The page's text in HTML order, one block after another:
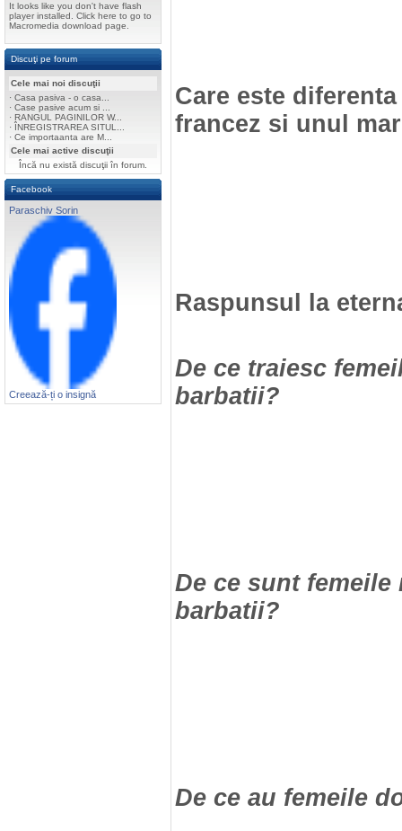
It looks like you don't have flash
player installed. Click here to go to
Macromedia download page.
Discuţi pe forum
Cele mai noi discuţii
· Casa pasiva - o casa...
· Case pasive acum si ...
· RANGUL PAGINILOR W...
· ÎNREGISTRAREA SITUL...
· Ce importaanta are M...
Cele mai active discuţii
Încă nu există discuţii în forum.
Facebook
Paraschiv Sorin
Creează-ți o insignă
Care este
francez si unul
Raspunsul la
De ce traiesc
barbatii?
De ce sunt femeile
barbatii?
De ce au femeile